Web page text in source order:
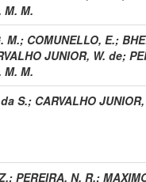
M. M.
M.; COMUNELLO, E.;
JUNIOR, W. de;
M. M.
S.; CARVALHO
; PEREIRA, N. R.;